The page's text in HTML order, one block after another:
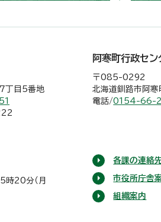
丁目5番地
阿寒町行政セン
〒085-0292
北海道釧路市阿
電話/0154-66-
20分（月
各課の連絡
市役所庁舎
組織案内